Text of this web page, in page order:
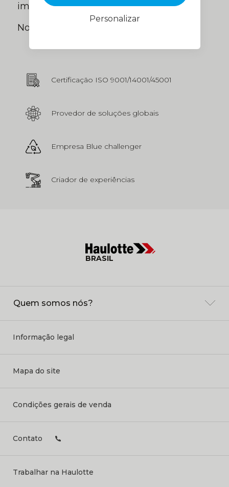
Personalizar
imprensa
Nosso blog
Certificação ISO 9001/14001/45001
Provedor de soluções globais
Empresa Blue challenger
Criador de experiências
BRASIL
Quem somos nós?
Informação legal
Mapa do site
Condições gerais de venda
Contato
Trabalhar na Haulotte